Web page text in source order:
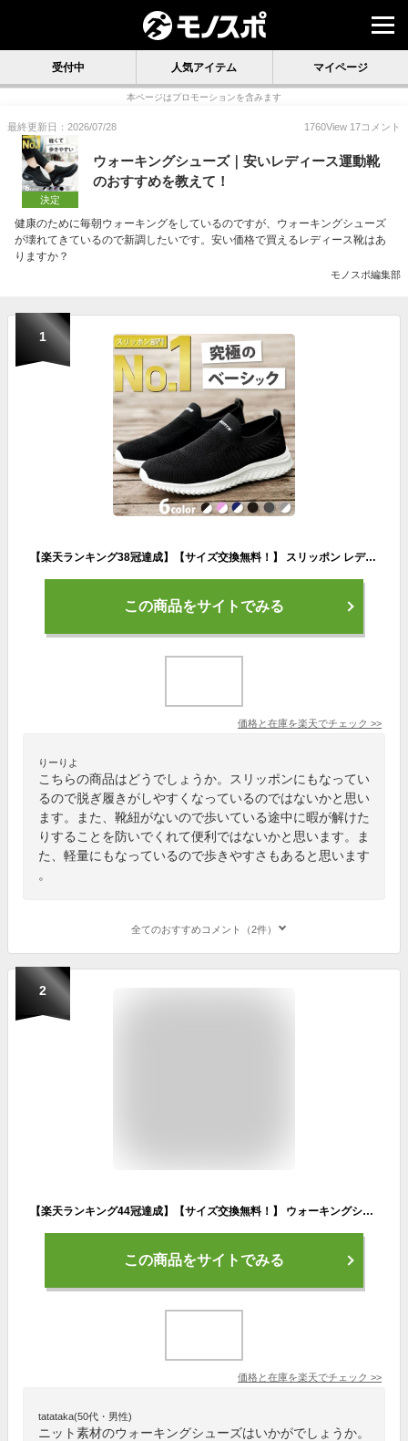
受付中 人気アイテム マイページ
本ページはプロモーションを含みます
最終更新日：2026/07/28 1760View 17コメント
決定
ウォーキングシューズ｜安いレディース運動靴
のおすすめを教えて！
健康のために毎朝ウォーキングをしているのですが、ウォーキングシューズ
が壊れてきているので新調したいです。安い価格で買えるレディース靴はあ
りますか？
モノスポ編集部
1
【楽天ランキング38冠達成】【サイズ交換無料！】 スリッポン レディース スニーカー メンズ 靴 トレーニングシューズ ジム シューズ 黒 ウォーキングシューズ 疲れにくい 白 きれいめ おしゃれ 幅広 上履き 大人 立ち仕事 カジュアル 運動靴 外反母趾 疲れない靴
この商品をサイトでみる
価格と在庫を楽天でチェック >>
りーりよ
こちらの商品はどうでしょうか。スリッポンにもなってい
るので脱ぎ履きがしやすくなっているのではないかと思い
ます。また、靴紐がないので歩いている途中に暇が解けた
りすることを防いでくれて便利ではないかと思います。ま
た、軽量にもなっているので歩きやすさもあると思います
。
全てのおすすめコメント（2件）
2
【楽天ランキング44冠達成】【サイズ交換無料！】 ウォーキングシューズ スリッポン 靴 レディース 厚底 スニーカー 通勤 黒 白 厚底スニーカー ナースシューズ きれいめ おしゃれ 軽量 ダイエットスニーカー レディーススニーカー レディースシューズ 厚底靴
この商品をサイトでみる
価格と在庫を楽天でチェック >>
tatataka(50代・男性)
ニット素材のウォーキングシューズはいかがでしょうか。